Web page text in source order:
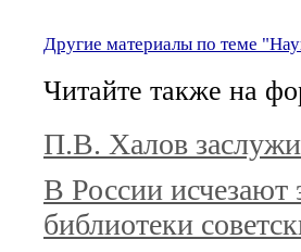
Другие материалы по теме
Читайте также на
П.В. Халов
В России исчезают
библиотеки